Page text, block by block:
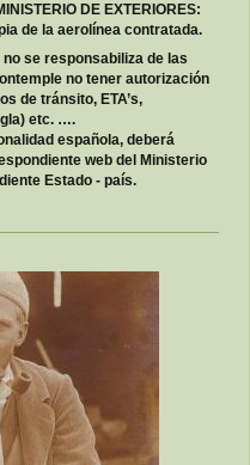
DE EXTERIORES:
de la aerolínea contratada.
se responsabiliza de las
no tener autorización
de tránsito, ETA’s,
etc. ….
española, deberá
web del Ministerio
Estado - país.